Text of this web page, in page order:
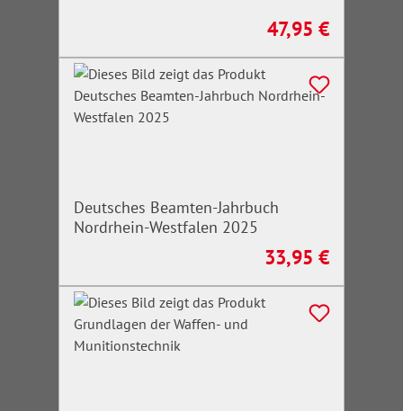
Regulärer Preis:
47,95 €
Deutsches Beamten-Jahrbuch
Nordrhein-Westfalen 2025
Regulärer Preis:
33,95 €